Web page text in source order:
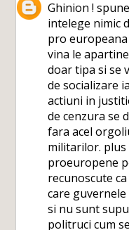
Ghinion !
intelege nimic
pro
vina le
doar tipa si se
de socializare
actiuni in
de cenzura se
fara acel
militarilor. plus
proeuropene
recunoscute
care
si nu sunt
politruci cum